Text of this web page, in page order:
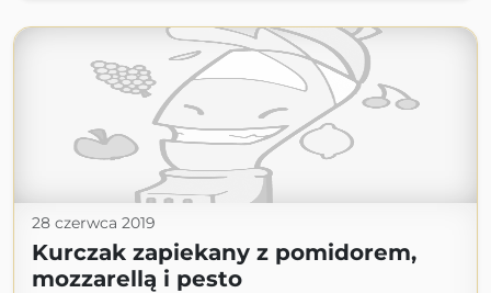
28 czerwca 2019
Kurczak zapiekany z pomidorem,
mozzarellą i pesto